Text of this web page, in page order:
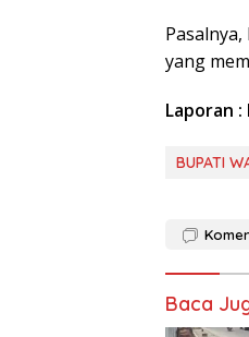
yang
Laporan :
BUPATI
Baca